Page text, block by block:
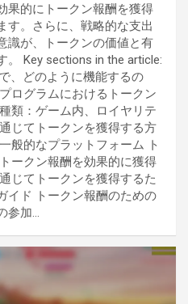
果的にトークン報酬を獲得
す。さらに、戦略的な支出
識が、トークンの価値と有
。 Key sections in the article:
、どのように機能するの
ログラムにおけるトークン
類：ゲーム内、ロイヤリテ
じてトークンを獲得する方
般的なプラットフォーム ト
ークン報酬を効果的に獲得
じてトークンを獲得するた
イド トークン報酬のための
加…